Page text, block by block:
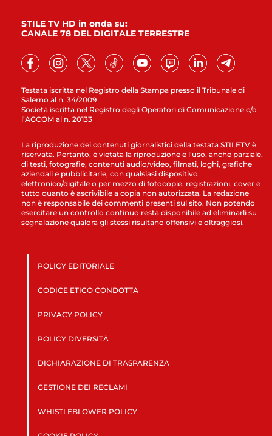
Testata iscritta nel Registro della Stampa presso il Tribunale di
Salerno al n. 34/2009
Società iscritta nel Registro degli Operatori di Comunicazione c/o
l’AGCOM al n. 20133
STILE TV HD in onda su:
CANALE 78 DEL DIGITALE TERRESTRE
La riproduzione dei contenuti giornalistici della testata STILETV è
riservata. Pertanto, è vietata la riproduzione e l’uso, anche parziale,
di testi, fotografie, contenuti audio/video, filmati, loghi, grafiche
aziendali e pubblicitarie, con qualsiasi dispositivo
elettronico/digitale o per mezzo di fotocopie, registrazioni, cover e
tutto quanto è ascrivibile a copia non autorizzata. La redazione
non è responsabile dei commenti presenti sul sito. Non potendo
esercitare un controllo continuo resta disponibile ad eliminarli su
segnalazione qualora gli stessi risultano offensivi e oltraggiosi.
POLICY EDITORIALE
CODICE ETICO CONDOTTA
PRIVACY POLICY
POLICY DIVERSITÀ
DICHIARAZIONE DI TRASPARENZA
GESTIONE DEI RECLAMI
WHISTLEBLOWER POLICY